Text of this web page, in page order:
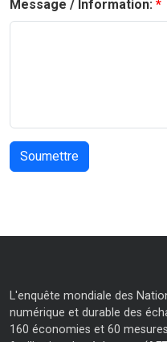
Message / Information:
L'enquête mondiale des
numérique et durable des
160 économies et 60